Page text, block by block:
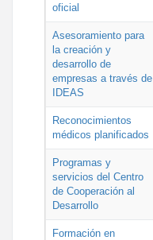
oficial
Asesoramiento para
la creación y
desarrollo de
empresas a través de
IDEAS
Reconocimientos
médicos planificados
Programas y
servicios del Centro
de Cooperación al
Desarrollo
Formación en